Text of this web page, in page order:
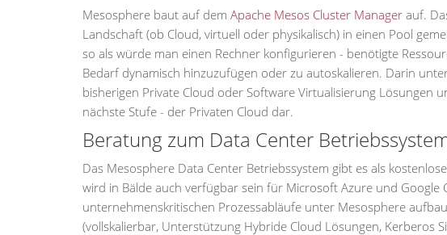
Mesosphere baut auf dem Apache Mesos Cluster Manager auf.
Landschaft (ob Cloud, virtuell oder physikalisch) in einen Pool
so als würde man einen Rechner konfigurieren - benötigte
Bedarf dynamisch hinzuzufügen oder zu autoskalieren. Darin
bisherigen Private Cloud oder Software Virtualisierung Lösungen
nächste Stufe - der Privaten Cloud dar.
Beratung zum Data Center
Das Mesosphere Data Center Betriebssystem gibt es als
wird in Bälde auch verfügbar sein für Microsoft Azure und Google
unternehmenskritischen Prozessabläufe unter Mesosphere
(vollskalierbar, Unterstützung Hybride Cloud Lösungen, Kerberos